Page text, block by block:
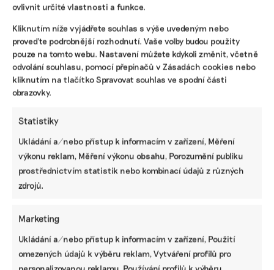
ovlivnit určité vlastnosti a funkce.
Kliknutím níže vyjádřete souhlas s výše uvedeným nebo
proveďte podrobnější rozhodnutí. Vaše volby budou použity
pouze na tomto webu. Nastavení můžete kdykoli změnit, včetně
odvolání souhlasu, pomocí přepínačů v Zásadách cookies nebo
kliknutím na tlačítko Spravovat souhlas ve spodní části
obrazovky.
Statistiky
Ukládání a/nebo přístup k informacím v zařízení, Měření
výkonu reklam, Měření výkonu obsahu, Porozumění publiku
prostřednictvím statistik nebo kombinací údajů z různých
zdrojů.
Marketing
Ukládání a/nebo přístup k informacím v zařízení, Použití
omezených údajů k výběru reklam, Vytváření profilů pro
SDÍLET
PODOBNÉ PŘÍSPĚVKY
Od armády k
zelené energii.
Bývalý
vojenský
prostor Ralsko
postavil pár
pasivních
domů, mělo by
to na klima
stresu svítí
červeně. Data
ze satelitů
upozorní na to,